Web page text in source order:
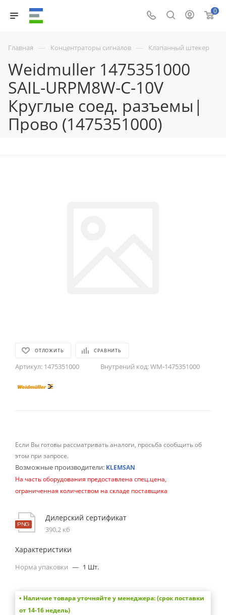
0
Главная — Концентраторы сигналов — Клапанный штекер
Weidmuller 1475351000
SAIL-URPM8W-C-10V
Круглые соед. разъемы|
Прово (1475351000)
ОТЛОЖИТЬ СРАВНИТЬ
Артикул: 1475351000 Внутрений код:WM-1475351000
Если Вы готовы рассматривать аналоги, просьба сообщить об
этом при запросе.
Возможные производители: KLEMSAN
На часть оборудования предоставлена спец.цена,
ограниченная количеством на складе поставщика
Дилерский сертификат
390,2 кб
Характеристики
Норма упаковки — 1 Шт.
• Наличие товара уточняйте у менеджера: (срок поставки
от 14-16 недель)